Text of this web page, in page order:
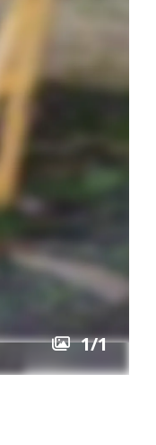
1/1